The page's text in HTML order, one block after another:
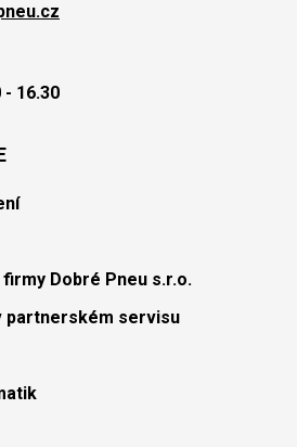
16.30
Dobré Pneu s.r.o.
partnerském servisu